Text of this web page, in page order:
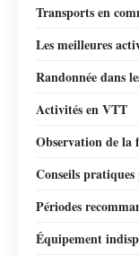
Transports en
Les meilleures
Randonnée dans
Activités en VTT
Observation de la
Conseils
Périodes
Équipement